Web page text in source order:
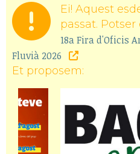
Ei! Aquest
passat.
18a Fira d'Oficis
Fluvià 2026
Et proposem: